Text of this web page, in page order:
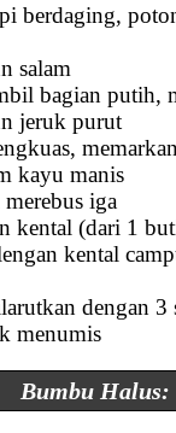
berdaging,
salam
bagian putih,
jeruk purut
memarkan
kayu manis
iga
kental (dari 1
kental
dengan
menumis
Bumbu Halus: